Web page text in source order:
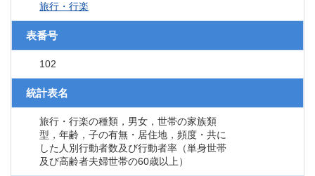
旅行・行楽
表番号
102
統計表名
旅行・行楽の種類，男女，世帯の家族類
型，年齢，子の有無・居住地，頻度・共に
した人別行動者数及び行動者率（単身世帯
及び高齢者夫婦世帯の60歳以上）